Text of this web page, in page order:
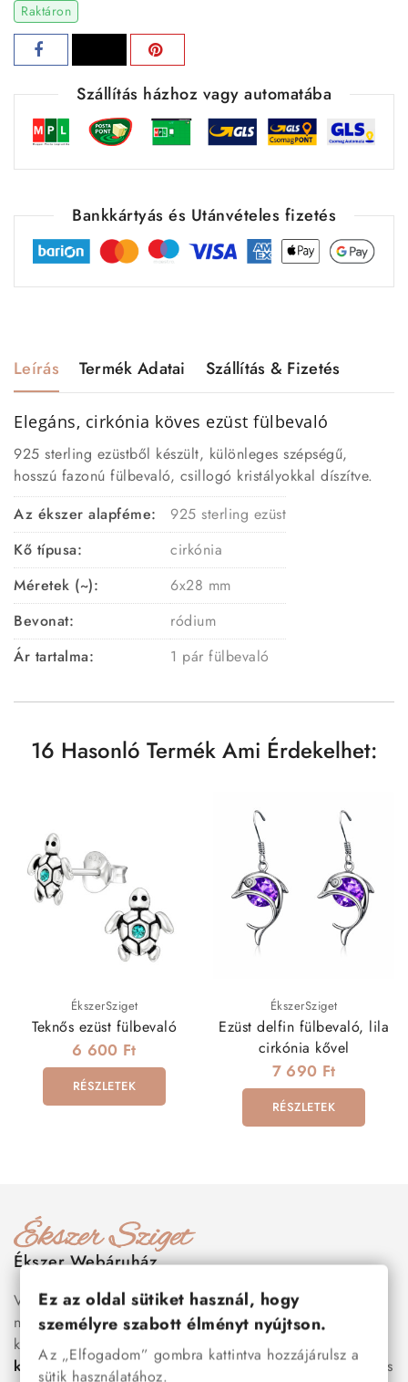
Raktáron
Szállítás házhoz vagy automatába
Bankkártyás és Utánvételes fizetés
Leírás Termék Adatai Szállítás & Fizetés
Elegáns, cirkónia köves ezüst fülbevaló
925 sterling ezüstből készült, különleges szépségű,
hosszú fazonú fülbevaló, csillogó kristályokkal díszítve.
Az ékszer alapféme:
925 sterling ezüst
Kő típusa:
cirkónia
Méretek (~):
6x28 mm
Bevonat:
ródium
Ár tartalma:
1 pár fülbevaló
16 Hasonló Termék Ami Érdekelhet:
ÉkszerSziget
Teknős ezüst fülbevaló
6 600 Ft
RÉSZLETEK
ÉkszerSziget
Ezüst delfin fülbevaló, lila
cirkónia kővel
7 690 Ft
RÉSZLETEK
Ékszer Webáruház
Válogass több száz prémium minőségű, stílusos és tartós
nemesacél ékszer és orvosi fém ékszer közül, amelyek
között megtalálhatók a legnépszerűbb darabok is:
karkötők, nőinyakláncok,karikagyűrűk,fülbevalók
és
Ez az oldal sütiket használ, hogy
személyre szabott élményt nyújtson.
Az „Elfogadom” gombra kattintva hozzájárulsz a
sütik használatához.